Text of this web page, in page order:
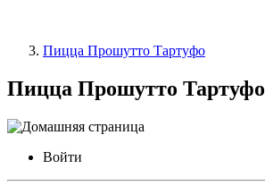
Пицца Прошутто Тартуфо
Пицца Прошутто Тартуфо
Войти